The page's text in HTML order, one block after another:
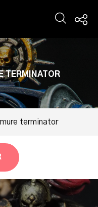
TERMINATOR
terminator